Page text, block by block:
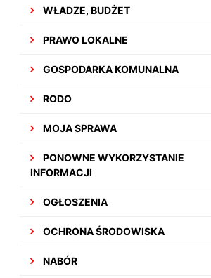
WŁADZE, BUDŻET
PRAWO LOKALNE
GOSPODARKA KOMUNALNA
RODO
MOJA SPRAWA
PONOWNE WYKORZYSTANIE
INFORMACJI
OGŁOSZENIA
OCHRONA ŚRODOWISKA
NABÓR